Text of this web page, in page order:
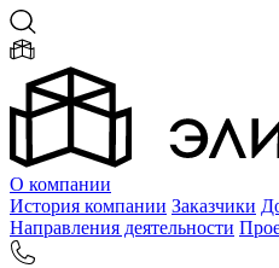
О компании
История компании Заказчики
Направления деятельности